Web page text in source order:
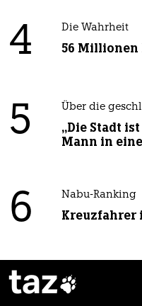
4 Die Wahrheit
56 Millionen
5 Über die
„Die Stadt
Mann in
6 Nabu-Ranking
Kreuzfahrer
taz